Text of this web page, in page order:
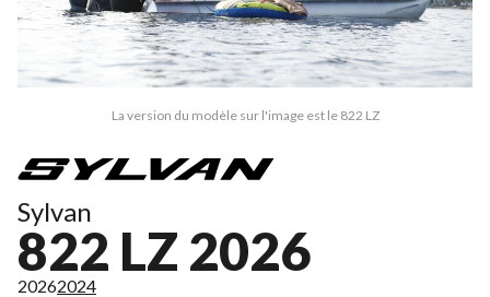
La version du modèle sur l'image est le 822 LZ
Sylvan
822 LZ 2026
20262024